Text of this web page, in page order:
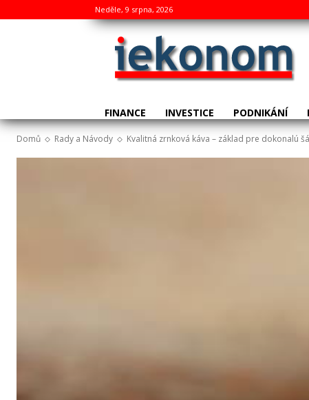
Neděle, 9 srpna, 2026
FINANCE INVESTICE PODNIKÁNÍ
Domů Rady a Návody Kvalitná zrnková káva – základ pre dokonalú